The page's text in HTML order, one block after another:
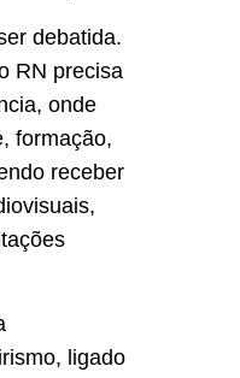
debatida.
RN precisa
onde
formação,
receber
ligado